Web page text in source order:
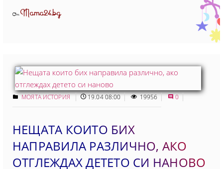
ОтMama24.bg
МОЯТА ИСТОРИЯ 19.04 08:00 19956 0
НЕЩАТА КОИТО БИХ
НАПРАВИЛА РАЗЛИЧНО, АКО
ОТГЛЕЖДАХ ДЕТЕТО СИ НАНОВО